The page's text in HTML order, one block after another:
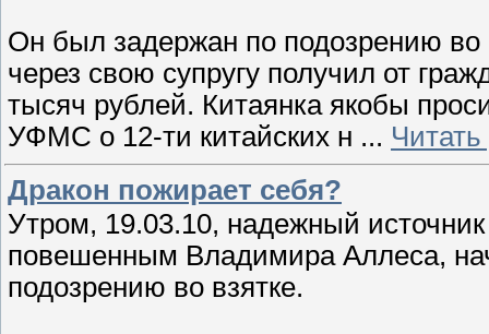
Он был задержан по подозрению во
через свою супругу получил от
тысяч рублей. Китаянка якобы
УФМС о 12-ти китайских н ...
Дракон пожирает себя?
Утром, 19.03.10, надежный
повешенным Владимира Аллеса,
подозрению во взятке.